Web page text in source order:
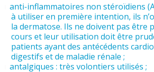
anti-inflammatoires non stéroïdiens
à utiliser en première intention, ils
la dermatose. Ils ne doivent pas être
cours et leur utilisation doit être
patients ayant des antécédents
digestifs et de maladie rénale ;
antalgiques : très volontiers utilisés ;